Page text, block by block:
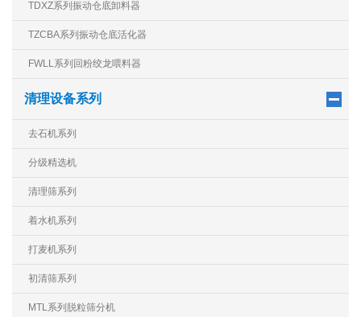
TDXZ系列振动仓底卸料器
TZCBA系列振动仓底活化器
FWLL系列回粉绞龙喂料器
清理设备系列
去石机系列
分级精选机
清理筛系列
着水机系列
打麦机系列
初清筛系列
MTL系列脱粒筛分机